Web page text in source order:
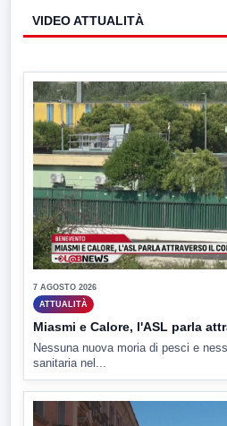
VIDEO ATTUALITÀ
7 AGOSTO 2026
ATTUALITÀ
Miasmi e Calore, l'ASL parla
Nessuna nuova moria di pesci e
sanitaria nel...